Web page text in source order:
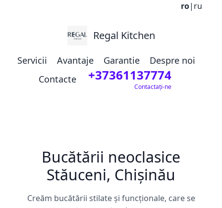
ro| ru
Regal Kitchen
Servicii Avantaje Garantie
Despre noi
Contacte
+37361137774
Contactați-ne
Bucătării neoclasice
Stăuceni, Chișinău
Creăm bucătării stilate și funcționale, care se